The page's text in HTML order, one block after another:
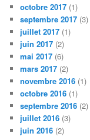
octobre 2017 (1)
septembre 2017 (3)
juillet 2017 (1)
juin 2017 (2)
mai 2017 (6)
mars 2017 (2)
novembre 2016 (1)
octobre 2016 (1)
septembre 2016 (2)
juillet 2016 (3)
juin 2016 (2)